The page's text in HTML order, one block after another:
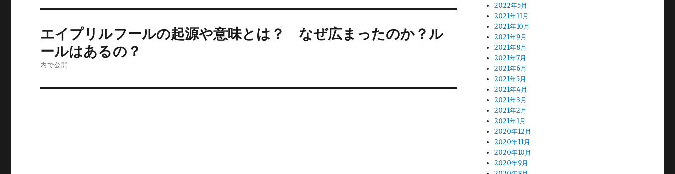
稿
ナ
ビ
エイプリルフールの起源や意味とは？ なぜ広まったのか？ル
ールはあるの？
内で公開
2022年5月
2021年11月
2021年10月
2021年9月
2021年8月
2021年7月
2021年6月
2021年5月
2021年4月
2021年3月
2021年2月
2021年1月
2020年12月
2020年11月
2020年10月
2020年9月